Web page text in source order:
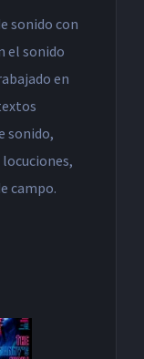
sonido con
el sonido
en
sonido,
campo.